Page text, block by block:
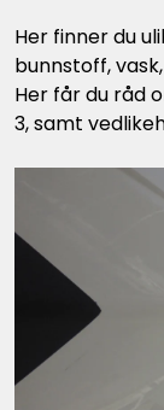
Her finner du
bunnstoff,
Her får du råd
3, samt
Komfort
VVS
Motor/
Fortøyning
Fritid/